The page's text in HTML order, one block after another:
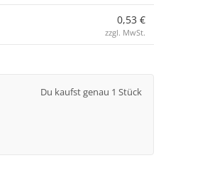
0,53 €
zzgl. MwSt.
Du kaufst genau 1 Stück